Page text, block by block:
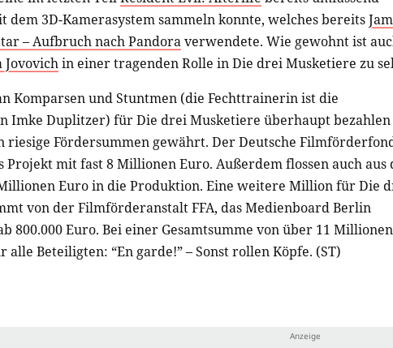
dem 3D-Kamerasystem sammeln konnte, welches bereits
– Aufbruch nach Pandoraverwendete. Wie gewohnt ist
Jovovichin einer tragenden Rolle in Die drei Musketiere zu
Komparsen und Stuntmen (die Fechttrainerin ist die
Imke Duplitzer) für Die drei Musketiere überhaupt bezahlen
riesige Fördersummen gewährt. Der Deutsche
Projekt mit fast 8 Millionen Euro. Außerdem flossen auch aus
Euro in die Produktion. Eine weitere Million für Die
von der Filmförderanstalt FFA, das Medienboard Berlin
800.000 Euro. Bei einer Gesamtsumme von über 11 Millionen
alle Beteiligten: “En garde!” – Sonst rollen Köpfe. (ST)